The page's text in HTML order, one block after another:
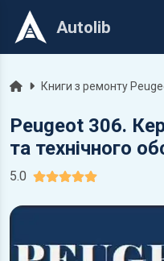
Autolib
ГоловнаКниги з ремонту
Peugeot 306.
та технічного
5.0